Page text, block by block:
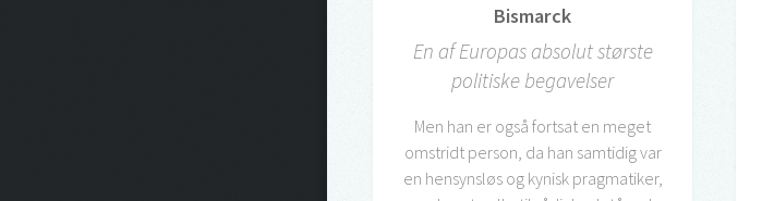
Bismarck
En af Europas absolut største
politiske begavelser
Men han er også fortsat en meget
omstridt person, da han samtidig var
en hensynsløs og kynisk pragmatiker,